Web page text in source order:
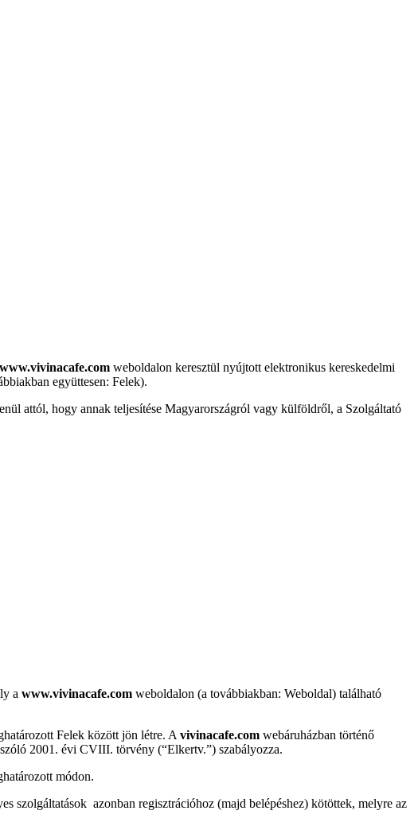
www.vivinacafe.com weboldalon keresztül nyújtott elektronikus kereskedelmi
együttesen: Felek).
attól, hogy annak teljesítése Magyarországról vagy külföldről, a Szolgáltató
a www.vivinacafe.com weboldalon (a továbbiakban: Weboldal) található
Felek között jön létre. A vivinacafe.com webáruházban történő
2001. évi CVIII. törvény (“Elkertv.”) szabályozza.
módon.
szolgáltatások azonban regisztrációhoz (majd belépéshez) kötöttek, melyre az